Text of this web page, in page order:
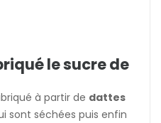
le sucre de
à partir de dattes
sont séchées puis enfin